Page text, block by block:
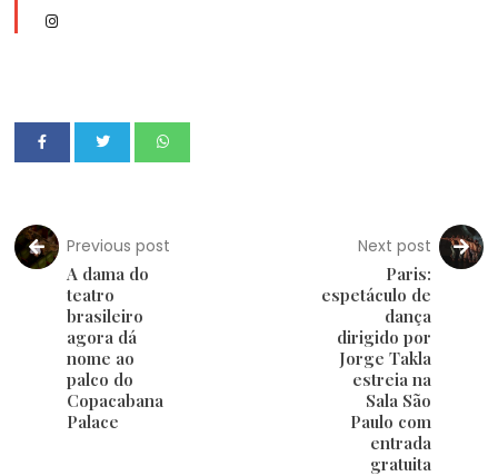
Previous post
A dama do
teatro
brasileiro
agora dá
nome ao
palco do
Copacabana
Palace
Next post
Paris:
espetáculo de
dança
dirigido por
Jorge Takla
estreia na
Sala São
Paulo com
entrada
gratuita